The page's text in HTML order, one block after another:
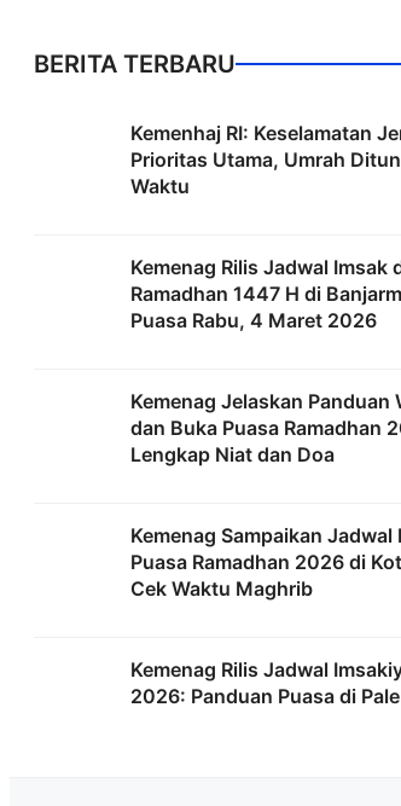
BERITA TERBARU
Kemenhaj RI: Keselamatan
Prioritas Utama, Umrah
Waktu
Kemenag Rilis Jadwal Imsak
Ramadhan 1447 H di
Puasa Rabu, 4 Maret 2026
Kemenag Jelaskan Panduan
dan Buka Puasa Ramadhan
Lengkap Niat dan Doa
Kemenag Sampaikan Jadwal
Puasa Ramadhan 2026 di
Cek Waktu Maghrib
Kemenag Rilis Jadwal
2026: Panduan Puasa di